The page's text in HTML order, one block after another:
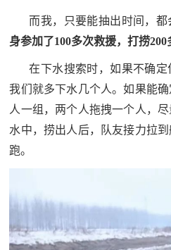
而我，只要能抽出时间，都
身参加了100多次救援，打捞200
在下水搜索时，如果不确定
我们就多下水几个人。如果能
人一组，两个人拖拽一个人，
水中，捞出人后，队友接力拉
跑。